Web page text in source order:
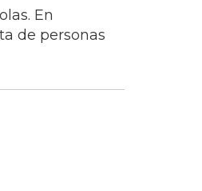
En
de personas